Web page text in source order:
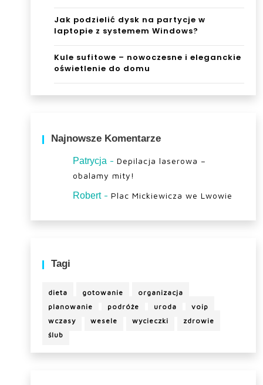
Jak podzielić dysk na partycje w
laptopie z systemem Windows?
Kule sufitowe – nowoczesne i eleganckie
oświetlenie do domu
Najnowsze Komentarze
Patrycja - Depilacja laserowa –
obalamy mity!
Robert- Plac Mickiewicza we Lwowie
Tagi
dieta gotowanie
organizacja
planowanie
podróże uroda
voip
wczasy
wesele wycieczki
zdrowie
ślub